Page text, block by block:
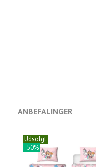
ANBEFALINGER
Udsolgt
-50%